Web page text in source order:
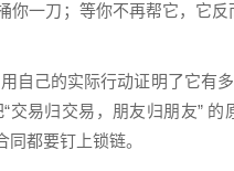
一刀；等你不再帮它，它
己的实际行动证明了它有
易归交易，朋友归朋友”
都要钉上锁链。